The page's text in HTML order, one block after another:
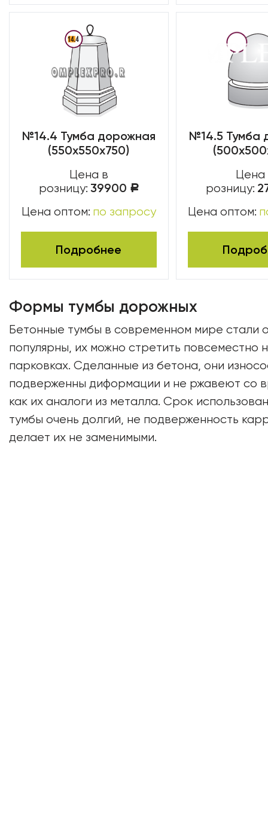
№14.4 Тумба дорожная
(550х550х750)
Цена в
розницу: 39900 Р
Цена оптом: по запросу
Подробнее
№14.5 Тумба
Цена
розницу:
Цена оптом:
Формы тумбы дорожных
Бетонные тумбы в современном мире стали
популярны, их можно стретить повсеместно
парковках. Сделанные из бетона, они
подверженны диформации и не ржавеют со
как их аналоги из металла. Срок
тумбы очень долгий, не подверженность
делает их не заменимыми.